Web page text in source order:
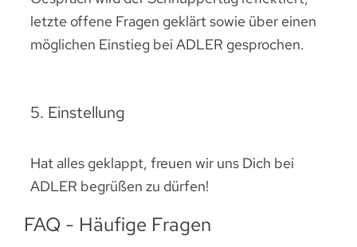
letzte offene Fragen geklärt sowie über einen
möglichen Einstieg bei ADLER gesprochen.
5. Einstellung
Hat alles geklappt, freuen wir uns Dich bei
ADLER begrüßen zu dürfen!
FAQ - Häufige Fragen